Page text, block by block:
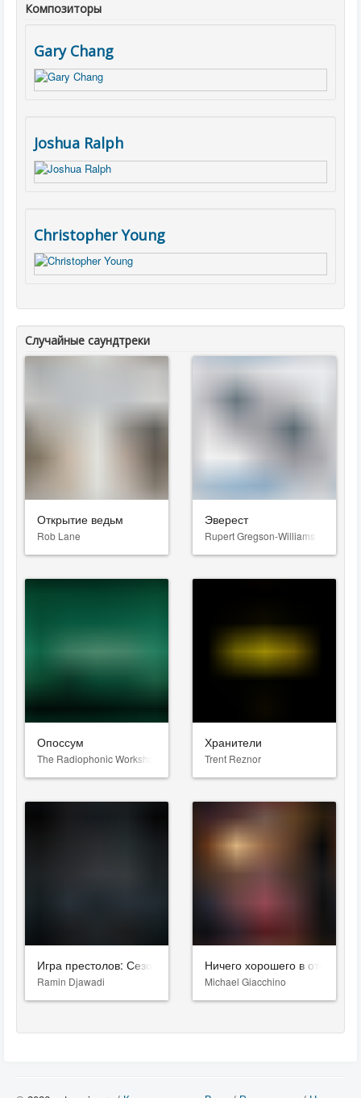
Композиторы
Gary Chang
Joshua Ralph
Christopher Young
Случайные саундтреки
Открытие ведьм
Rob Lane
Эверест
Rupert Gregson-Williams
Опоссум
The Radiophonic Workshop
Хранители
Trent Reznor
Игра престолов: Сезон 8
Ramin Djawadi
Ничего хорошего в отеле
Michael Giacchino